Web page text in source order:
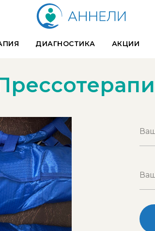
ДИАГНОСТИКА АКЦИИ